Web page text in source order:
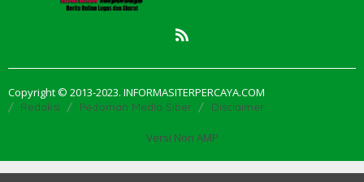
Copyright © 2013-2023. INFORMASITERPERCAYA.COM
Redaksi Pedoman Media Siber Disclaimer
Versi Non AMP